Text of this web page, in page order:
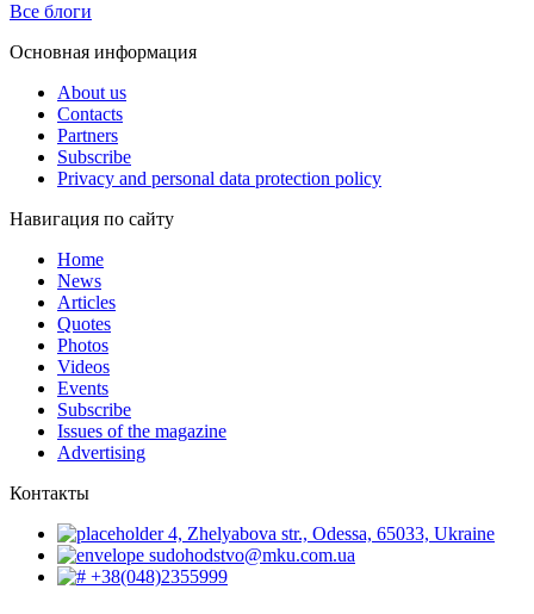
Все блоги
Основная информация
About us
Contacts
Partners
Subscribe
Privacy and personal data protection policy
Навигация по сайту
Home
News
Articles
Quotes
Photos
Videos
Events
Subscribe
Issues of the magazine
Advertising
Контакты
4, Zhelyabova str., Odessa, 65033, Ukraine
sudohodstvo@mku.com.ua
+38(048)2355999